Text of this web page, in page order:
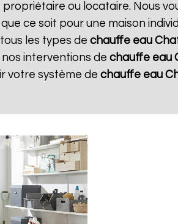
ou locataire. Nous
que ce soit pour une maison
les types de chauffe eau
interventions de chauffe eau
votre système de chauffe eau